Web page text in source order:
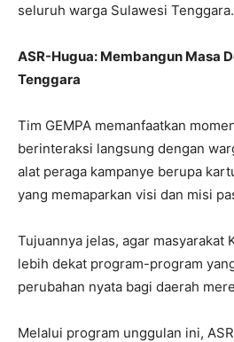
seluruh warga Sulawesi Tenggara.
ASR-Hugua: Membangun Masa
Tenggara
Tim GEMPA memanfaatkan
berinteraksi langsung dengan
alat peraga kampanye berupa
yang memaparkan visi dan misi
Tujuannya jelas, agar masyarakat
lebih dekat program-program
perubahan nyata bagi daerah
Melalui program unggulan ini,